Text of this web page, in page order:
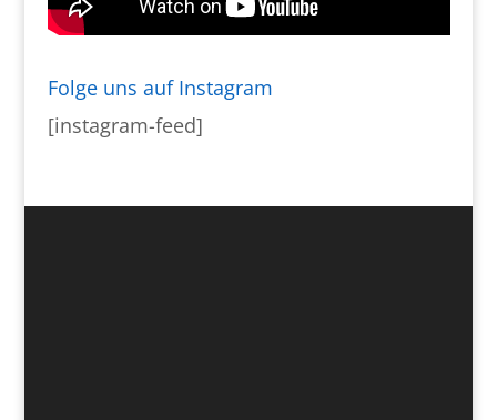
Folge uns auf Instagram
[instagram-feed]